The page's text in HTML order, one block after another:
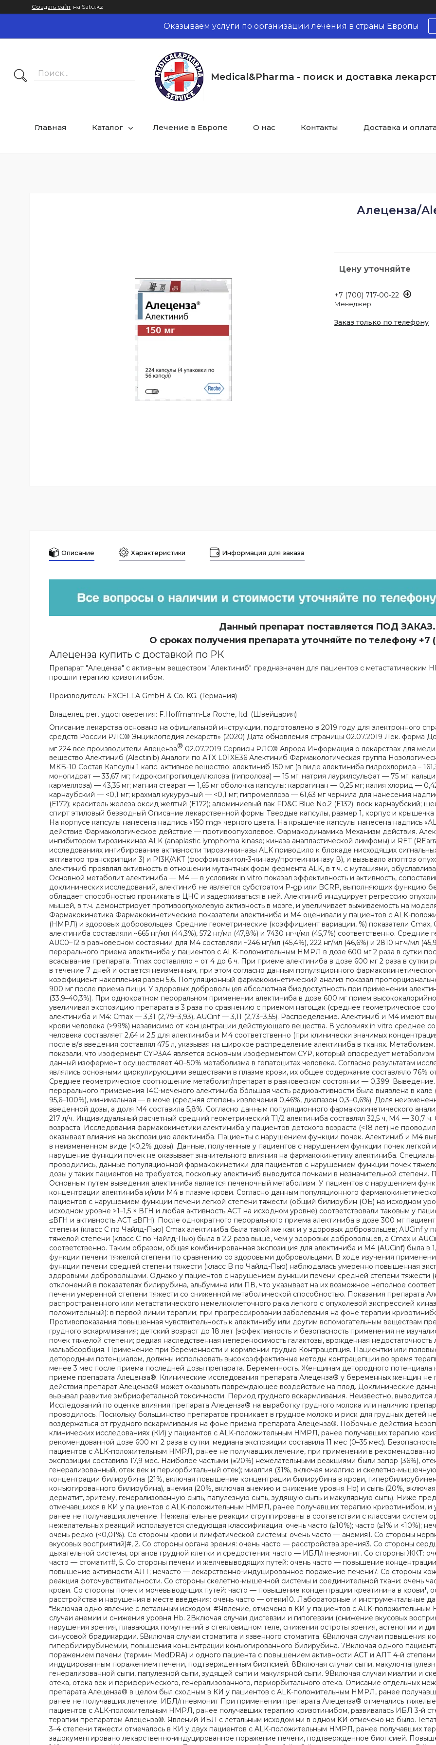
Создать сайт на Satu.kz
Оказываем услуги по организации лечения в страны Европы
Medical&Pharma - поиск и доставка
Главная Каталог Лечение в Европе О нас Контакты Доставка и
Алеценза/
Цену уточняйте
+7 (700) 717-00-22
Менеджер
Заказ только по телефону
Описание Характеристики Информация для заказа
Данный препарат поставляется ПОД ЗАКАЗ.
О сроках получения препарата уточняйте по телефону +7
Алеценза купить с доставкой по РК
Препарат "Алеценза" с активным веществом "Алектиниб" предназначен для пациентов с метастатическим
прошли терапию кризотинибом.
Производитель: EXCELLA GmbH & Co. KG. (Германия)
Владелец рег. удостоверения: F.Hoffmann-La Roche, ltd. (Швейцария)
Описание лекарства основано на официальной инструкции, подготовлено в 2019 году для электронного
средств России РЛС® Энциклопедия лекарств» (2020) Дата обновления страницы 02.07.2019 Лек. форма
мг 224 все производители Алеценза® 02.07.2019 Сервисы РЛС® Аврора Информация о лекарствах для медицинских систем Содержание Действующее вещество Алектиниб (Alectinib) Аналоги по АТХ L01XE36 Алектиниб Фармакологическая группа Нозологическая классификация (МКБ-10) список кодов МКБ-10 Состав Капсулы 1 капс. активное вещество: алектиниб 150 мг (в виде алектиниба гидрохлорида – 161,33 мг) вспомогательные вещества: лактозы моногидрат — 33,67 мг; гидроксипропилцеллюлоза (гипролоза) — 15 мг; натрия лаурилсульфат — 75 мг; кальция карбоксиметилцеллюлоза (кальция кармеллоза) — 43,35 мг; магния стеарат — 1,65 мг оболочка капсулы: каррагинан — 0,25 мг; калия хлорид — 0,42 мг; титана диоксид (Е171) — 4,2 мг; воск карнаубский — <0,1 мг; крахмал кукурузный — <0,1 мг; гипромеллоза — 61,63 мг чернила для нанесения надписи на капсуле: краситель железа оксид красный (Е172); краситель железа оксид желтый (Е172); алюминиевый лак FD&C Blue No.2 (Е132); воск карнаубский; шеллак белый; глицерил моноолеат; 1-бутанол; спирт этиловый безводный Описание лекарственной формы Твердые капсулы, размер 1, корпус и крышечка капсулы от белого до желтовато-белого цвета. На корпусе капсулы нанесена надпись «150 mg» черного цвета. На крышечке капсулы нанесена надпись «ALE» черного цвета. Фармакологическое действие Фармакологическое действие — противоопухолевое. Фармакодинамика Механизм действия. Алектиниб является мощным высокоселективным ингибитором тирозинкиназ ALK (anaplastic lymphoma kinase; киназа анапластической лимфомы) и RET (REarranged during Transfection). В доклинических исследованиях ингибирование активности тирозинкиназы ALK приводило к блокаде нисходящих сигнальных путей, включая STAT 3 (переносчик сигнала и активатор транскрипции 3) и PI3K/AKT (фосфоинозитол-3-киназу/протеинкиназу В), и вызывало апоптоз опухолевых клеток. В условиях in vitro и in vivo алектиниб проявлял активность в отношении мутантных форм фермента ALK, в т.ч. с мутациями, обуславливающими резистентность к кризотинибу. Основной метаболит алектиниба — М4 — в условиях in vitro показал эффективность и активность, сопоставимую с алектинибом. Согласно данным доклинических исследований, алектиниб не является субстратом Р-gp или BCRP, выполняющих функцию белков-переносчиков в ГЭБ, и таким образом обладает способностью проникать в ЦНС и задерживаться в ней. Алектиниб индуцирует регрессию опухоли на моделях ксенотрансплантатов опухоли у мышей, в т.ч. демонстрирует противоопухолевую активность в мозге, и увеличивает выживаемость на моделях внутричерепных опухолей у животных. Фармакокинетика Фармакокинетические показатели алектиниба и М4 оценивали у пациентов с ALK-положительным немелкоклеточным раком легкого (НМРЛ) и здоровых добровольцев. Средние геометрические (коэффициент вариации, %) показатели Cmax, Cmin и AUC0–12 в равновесном состоянии для алектиниба составляли ~665 нг/мл (44,3%), 572 нг/мл (47,8%) и 7430 нг·ч/мл (45,7%) соответственно. Средние геометрические показатели Cmax, Cmin и AUC0–12 в равновесном состоянии для М4 составляли ~246 нг/мл (45,4%), 222 нг/мл (46,6%) и 2810 нг·ч/мл (45,9%) соответственно. Всасывание. После перорального приема алектиниба у пациентов с ALK-положительным НМРЛ в дозе 600 мг 2 раза в сутки после приема пищи отмечалось быстрое всасывание препарата. Tmax составляло ~ от 4 до 6 ч. При приеме алектиниба в дозе 600 мг 2 раза в сутки равновесное состояние алектиниба достигается в течение 7 дней и остается неизменным, при этом согласно данным популяционного фармакокинетического анализа средний геометрический коэффициент накопления равен 5,6. Популяционный фармакокинетический анализ показал пропорциональность доз алектиниба в диапазоне от 300 до 900 мг после приема пищи. У здоровых добровольцев абсолютная биодоступность при применении алектиниба после приема пищи составляла 36,9% (33,9–40,3%). При однократном пероральном применении алектиниба в дозе 600 мг прием высококалорийной пищи с большим содержанием жиров увеличивал экспозицию препарата в 3 раза по сравнению с приемом натощак (среднее геометрическое соотношение комбинированных показателей для алектиниба и М4: Cmax — 3,31 (2,79–3,93), AUCinf — 3,11 (2,73–3,55). Распределение. Алектиниб и M4 имеют высокий уровень связывания с белками плазмы крови человека (>99%) независимо от концентрации действующего вещества. В условиях in vitro среднее соотношение концентраций в крови и плазме человека составляет 2,64 и 2,5 для алектиниба и М4 соответственно (при клинически значимых концентрациях). Средний геометрический Vss алектиниба после в/в введения составлял 475 л, указывая на широкое распределение алектиниба в тканях. Метаболизм. Исследования метаболизма в условиях in vitro показали, что изофермент CYP3A4 является основным изоферментом CYP, который опосредует метаболизм алектиниба и М4, при этом определено, что данный изофермент осуществляет 40–50% метаболизма в гепатоцитах человека. Согласно результатам исследования массового баланса алектиниб и М4 являлись основными циркулирующими веществами в плазме крови, их общее содержание составляло 76% от общей радиоактивности в плазме крови. Среднее геометрическое соотношение метаболит/препарат в равновесном состоянии — 0,399. Выведение. У здоровых добровольцев после однократного перорального применения 14С-меченого алектиниба бóльшая часть радиоактивности была выявлена в кале (средняя степень извлечения 97,8%, диапазон 95,6–100%), минимальная — в моче (средняя степень извлечения 0,46%, диапазон 0,3–0,6%). Доля неизмененного алектиниба в кале составляла 84% от введенной дозы, а доля М4 составила 5,8%. Согласно данным популяционного фармакокинетического анализа, CL/F алектиниба составлял 81,9 л/ч, М4 — 217 л/ч. Индивидуальный расчетный средний геометрический T1/2 алектиниба составлял 32,5 ч, M4 — 30,7 ч. Особые группы пациентов Пациенты детского возраста. Исследования фармакокинетики алектиниба у пациентов детского возраста (<18 лет) не проводились. Пациенты пожилого возраста. Возраст не оказывает влияния на экспозицию алектиниба. Пациенты с нарушением функции почек. Алектиниб и М4 выводятся почками в незначительных количествах в неизмененном виде (<0,2%